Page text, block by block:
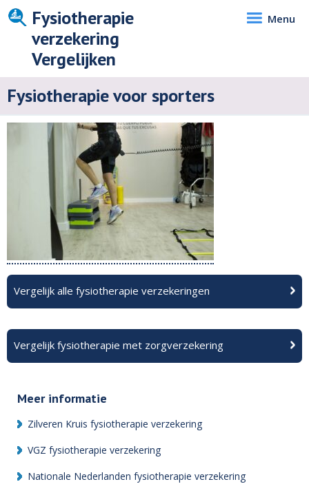
Fysiotherapie
verzekering
Vergelijken
Menu
Fysiotherapie voor sporters
Vergelijk alle fysiotherapie verzekeringen
Vergelijk fysiotherapie met zorgverzekering
Meer informatie
Zilveren Kruis fysiotherapie verzekering
VGZ fysiotherapie verzekering
Nationale Nederlanden fysiotherapie verzekering